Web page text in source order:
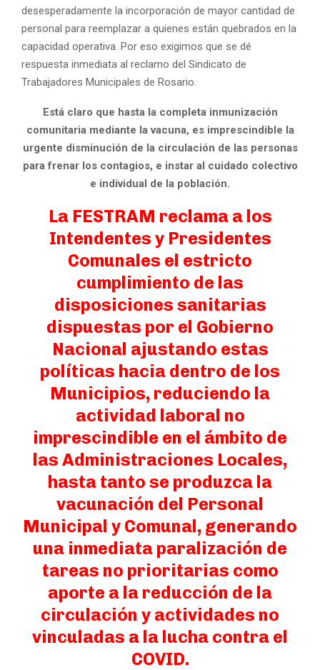
desesperadamente la incorporación de mayor cantidad de
personal para reemplazar a quienes están quebrados en la
capacidad operativa. Por eso exigimos que se dé
respuesta inmediata al reclamo del Sindicato de
Trabajadores Municipales de Rosario.
Está claro que hasta la completa inmunización
comunitaria mediante la vacuna, es imprescindible la
urgente disminución de la circulación de las personas
para frenar los contagios, e instar al cuidado colectivo
e individual de la población.
La FESTRAM reclama a los
Intendentes y Presidentes
Comunales el estricto
cumplimiento de las
disposiciones sanitarias
dispuestas por el Gobierno
Nacional ajustando estas
políticas hacia dentro de los
Municipios, reduciendo la
actividad laboral no
imprescindible en el ámbito de
las Administraciones Locales,
hasta tanto se produzca la
vacunación del Personal
Municipal y Comunal, generando
una inmediata paralización de
tareas no prioritarias como
aporte a la reducción de la
circulación y actividades no
vinculadas a la lucha contra el
COVID.